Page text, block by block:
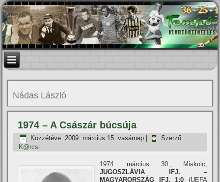
Nádas László
1974 – A Császár búcsúja
Közzétéve: 2009. március 15. vasárnap
Szerző:
K@rcsi
1974. március 30., Miskolc,
JUGOSZLÁVIA IFJ. –
MAGYARORSZÁG IFJ. 1:0 (UEFA